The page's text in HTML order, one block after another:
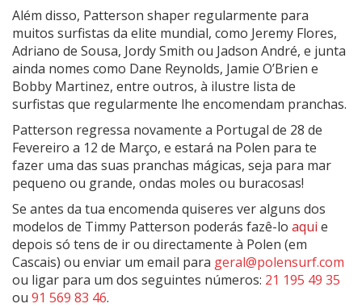
Além disso, Patterson shaper regularmente para
muitos surfistas da elite mundial, como Jeremy Flores,
Adriano de Sousa, Jordy Smith ou Jadson André, e junta
ainda nomes como Dane Reynolds, Jamie O’Brien e
Bobby Martinez, entre outros, à ilustre lista de
surfistas que regularmente lhe encomendam pranchas.
Patterson regressa novamente a Portugal de 28 de
Fevereiro a 12 de Março, e estará na Polen para te
fazer uma das suas pranchas mágicas, seja para mar
pequeno ou grande, ondas moles ou buracosas!
Se antes da tua encomenda quiseres ver alguns dos
modelos de Timmy Patterson poderás fazê-lo aqui e
depois só tens de ir ou directamente à Polen (em
Cascais) ou enviar um email para geral@polensurf.com
ou ligar para um dos seguintes números: 21 195 49 35
ou 91 569 83 46.